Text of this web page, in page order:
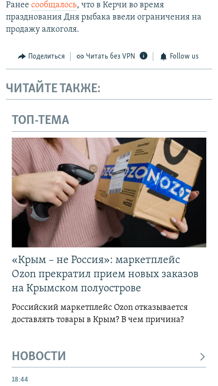
Ранее сообщалось, что в Керчи во время
празднования Дня рыбака ввели ограничения на
продажу алкоголя.
Поделиться Читать без VPN Follow us
ЧИТАЙТЕ ТАКЖЕ:
ТОП-ТЕМА
«Крым – не Россия»: маркетплейс
Ozon прекратил прием новых заказов
на Крымском полуострове
Российский маркетплейс Ozon отказывается
доставлять товары в Крым? В чем причина?
НОВОСТИ
18:44